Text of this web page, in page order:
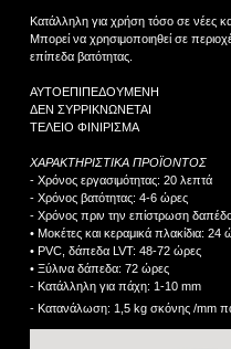
Κατάλληλη για χρήση τόσο σε νέες
Μπορεί να χρησιμοποιηθεί σε
επίπεδα βατότητας.
ΑΥΤΟΕΠΙΠΕΔΟΥΜΕΝΗ
ΔΕΝ ΣΥΡΡΙΚΝΩΝΕΤΑΙ
ΤΕΛΕΙΟ ΦΙΝΙΡΙΣΜΑ
ΧΑΡΑΚΤΗΡΙΣΤΙΚΑ ΠΡΟΪΟΝΤΟΣ
- Χρόνος εργασιμότητας: 20 λεπτά
- Χρόνος βατότητας: 4-6 ώρες
- Χρόνος πριν την επίστρωση
• Μοκέτες και κεραμικά πλακίδια: 24
• PVC, δάπεδα LVT: 48-72 ώρες
• Ξύλινα δάπεδα: 72 ώρες
- Κατάλληλη για πάχη: 1-10 mm
- Κατανάλωση: 1,5 kg σκόνης /mm